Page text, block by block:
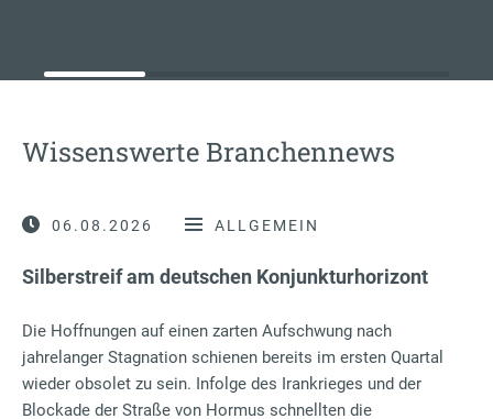
Wissenswerte Branchennews
06.08.2026 ALLGEMEIN
Silberstreif am deutschen Konjunkturhorizont
Die Hoffnungen auf einen zarten Aufschwung nach
jahrelanger Stagnation schienen bereits im ersten Quartal
wieder obsolet zu sein. Infolge des Irankrieges und der
Blockade der Straße von Hormus schnellten die